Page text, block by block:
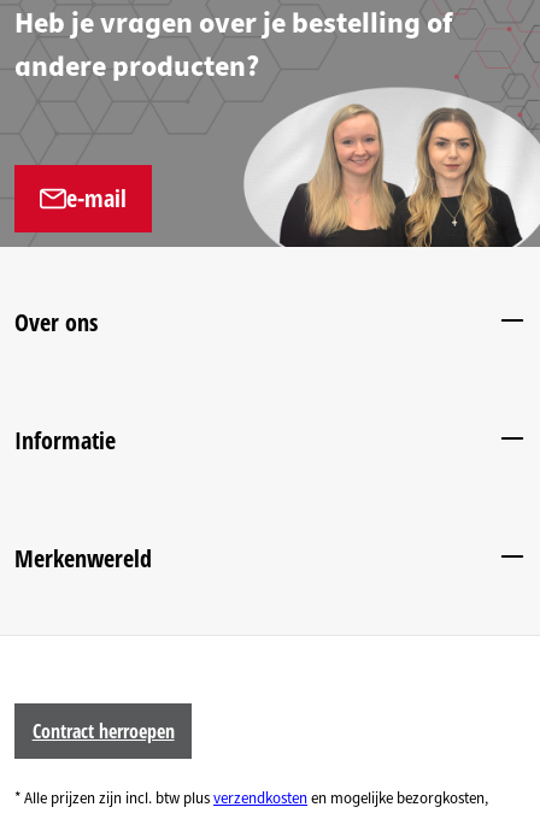
Heb je vragen over je bestelling of
andere producten?
e-mail
Over ons
Informatie
Merkenwereld
Contract herroepen
* Alle prijzen zijn incl. btw plusverzendkostenen mogelijke bezorgkosten,